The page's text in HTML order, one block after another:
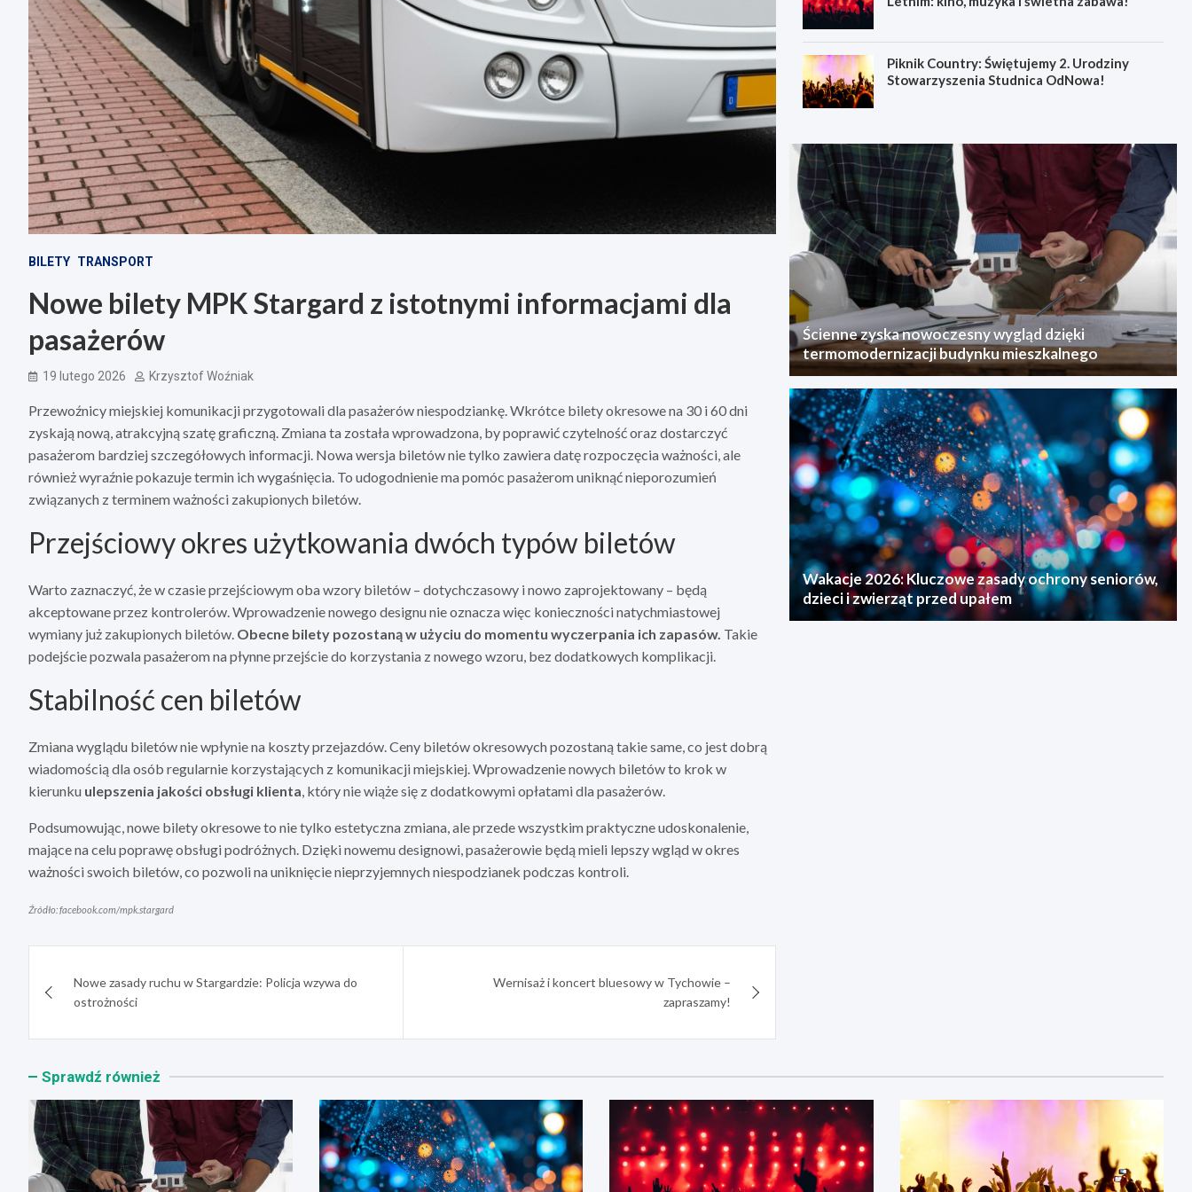
BILETY TRANSPORT
Nowe bilety MPK Stargard z istotnymi informacjami dla
pasażerów
19 lutego 2026 Krzysztof Woźniak
Przewoźnicy miejskiej komunikacji przygotowali dla pasażerów niespodziankę. Wkrótce bilety okresowe na 30 i 60 dni
zyskają nową, atrakcyjną szatę graficzną. Zmiana ta została wprowadzona, by poprawić czytelność oraz dostarczyć
pasażerom bardziej szczegółowych informacji. Nowa wersja biletów nie tylko zawiera datę rozpoczęcia ważności, ale
również wyraźnie pokazuje termin ich wygaśnięcia. To udogodnienie ma pomóc pasażerom uniknąć nieporozumień
związanych z terminem ważności zakupionych biletów.
Przejściowy okres użytkowania dwóch typów biletów
Warto zaznaczyć, że w czasie przejściowym oba wzory biletów – dotychczasowy i nowo zaprojektowany – będą
akceptowane przez kontrolerów. Wprowadzenie nowego designu nie oznacza więc konieczności natychmiastowej
wymiany już zakupionych biletów. Obecne bilety pozostaną w użyciu do momentu wyczerpania ich zapasów. Takie
podejście pozwala pasażerom na płynne przejście do korzystania z nowego wzoru, bez dodatkowych komplikacji.
Stabilność cen biletów
Zmiana wyglądu biletów nie wpłynie na koszty przejazdów. Ceny biletów okresowych pozostaną takie same, co jest dobrą
wiadomością dla osób regularnie korzystających z komunikacji miejskiej. Wprowadzenie nowych biletów to krok w
kierunku ulepszenia jakości obsługi klienta, który nie wiąże się z dodatkowymi opłatami dla pasażerów.
Podsumowując, nowe bilety okresowe to nie tylko estetyczna zmiana, ale przede wszystkim praktyczne udoskonalenie,
mające na celu poprawę obsługi podróżnych. Dzięki nowemu designowi, pasażerowie będą mieli lepszy wgląd w okres
ważności swoich biletów, co pozwoli na uniknięcie nieprzyjemnych niespodzianek podczas kontroli.
Źródło: facebook.com/mpk.stargard
wpisuNowe zasady ruchu w Stargardzie: Policja wzywa do
ostrożności
Wernisaż i koncert bluesowy w Tychowie –
zapraszamy!
Piknik Country: Świętujemy 2. Urodziny
Stowarzyszenia Studnica OdNowa!
Ścienne zyska nowoczesny wygląd dzięki
termomodernizacji budynku mieszkalnego
Wakacje 2026: Kluczowe zasady ochrony seniorów,
dzieci i zwierząt przed upałem
Sprawdź również